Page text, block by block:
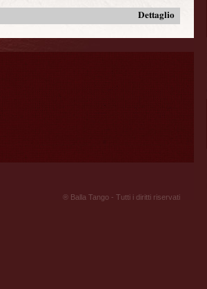
Dettaglio
® Balla Tango - Tutti i diritti riservati